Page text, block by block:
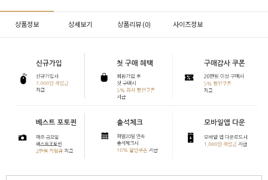
상품정보 상세보기 상품리뷰 (0) 사이즈정보